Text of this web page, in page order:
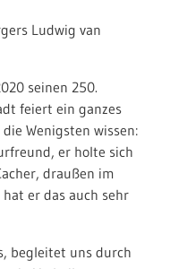
Ludwig van
seinen 250.
feiert ein ganzes
Wenigsten wissen:
er holte sich
draußen im
er das auch sehr
begleitet uns durch